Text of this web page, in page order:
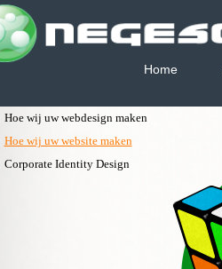
Home
Hoe wij uw webdesign maken
Hoe wij uw website maken
Corporate Identity Design